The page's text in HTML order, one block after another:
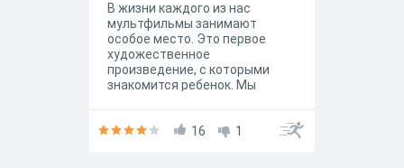
В жизни каждого из нас
мультфильмы занимают
особое место. Это первое
художественное
произведение, с которыми
знакомится ребенок. Мы
жизнь хороша!», в котором
16 1